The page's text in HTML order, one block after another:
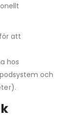
att
hos
och